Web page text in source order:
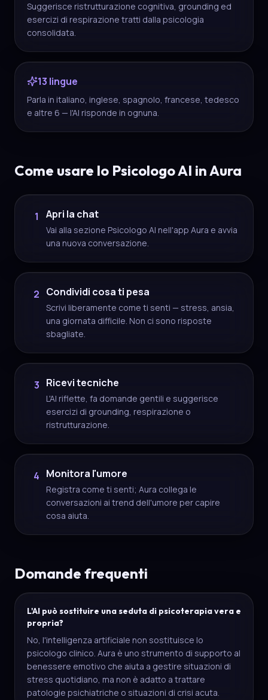
Suggerisce ristrutturazione cognitiva, grounding ed
esercizi di respirazione tratti dalla psicologia
consolidata.
13 lingue
Parla in italiano, inglese, spagnolo, francese, tedesco
e altre 6 — l'AI risponde in ognuna.
Come usare lo Psicologo AI in Aura
1 Apri la chat
Vai alla sezione Psicologo AI nell'app Aura e avvia
una nuova conversazione.
2 Condividi cosa ti pesa
Scrivi liberamente come ti senti — stress, ansia,
una giornata difficile. Non ci sono risposte
sbagliate.
3 Ricevi tecniche
L'AI riflette, fa domande gentili e suggerisce
esercizi di grounding, respirazione o
ristrutturazione.
4 Monitora l'umore
Registra come ti senti; Aura collega le
conversazioni ai trend dell'umore per capire
cosa aiuta.
Domande frequenti
L'AI può sostituire una seduta di psicoterapia vera e
propria?
No, l'intelligenza artificiale non sostituisce lo
psicologo clinico. Aura è uno strumento di supporto al
benessere emotivo che aiuta a gestire situazioni di
stress quotidiano, ma non è adatto a trattare
patologie psichiatriche o situazioni di crisi acuta.